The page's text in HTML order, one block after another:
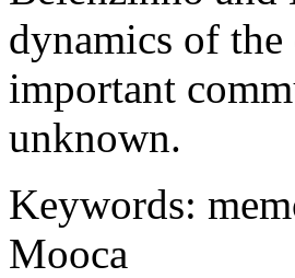
dynamics of
important
unknown.
Keywords:
Mooca